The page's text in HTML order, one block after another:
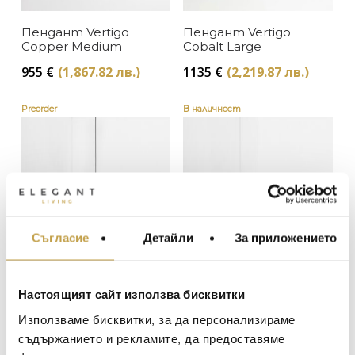
Съгласие Детайли За приложението
Настоящият сайт използва бисквитки
Използваме бисквитки, за да персонализираме
съдържанието и рекламите, да предоставяме
В наличност
Изчерпан, с опция за поръчка
ЦВЯТ
Бяло
Пендант Vertigo
Copper Medium
955 € (1,867.82 лв.)
Пендант Vertigo
Cobalt Large
1135 € (2,219.87 лв.)
Preorder
Пендант Vertigo
Black Large
1135€ (2,219.87 лв.)
В наличност
Пендант Vertigo
White Medium
955€ (1,867.82 лв.)
МЕБЕЛИ ЗА ДОМА И
ЗА МАСАТА
BACCARAT